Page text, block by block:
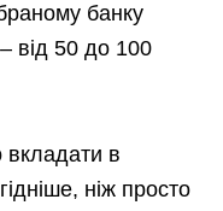
банку
від 50 до 100
вкладати в
ніж просто